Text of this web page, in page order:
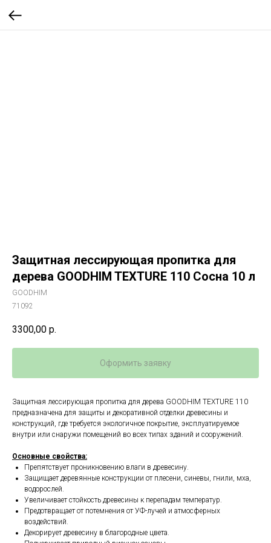
Защитная лессирующая пропитка для
дерева GOODHIM TEXTURE 110 Сосна 10 л
GOODHIM
71092
3300,00 р.
Оформить заявку
Защитная лессирующая пропитка для дерева GOODHIM TEXTURE 110
предназначена для защиты и декоративной отделки древесины и
конструкций, где требуется экологичное покрытие, эксплуатируемое
внутри или снаружи помещений во всех типах зданий и сооружений.
Основные свойства:
Препятствует проникновению влаги в древесину.
Защищает деревянные конструкции от плесени, синевы, гнили, мха,
водорослей.
Увеличивает стойкость древесины к перепадам температур.
Предотвращает от потемнения от УФ-лучей и атмосферных
воздействий.
Декорирует древесину в благородные цвета.